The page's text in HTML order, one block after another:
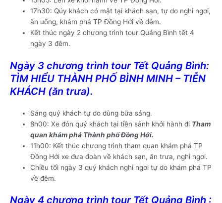
17h30: Qúy khách có mặt tại khách sạn, tự do nghỉ ngơi,
ăn uống, khám phá TP Đồng Hới về đêm.
Kết thúc ngày 2 chương trình tour Quảng Bình tết 4
ngày 3 đêm.
Ngày 3 chương trình tour Tết Quảng Bình:
TÌM HIỂU THÀNH PHỐ BÌNH MINH – TIỄN
KHÁCH (ăn trưa).
Sáng quý khách tự do dùng bữa sáng.
8h00: Xe đón quý khách tại tiền sảnh khởi hành đi Tham
quan khám phá Thành phố Đồng Hới.
11h00: Kết thúc chương trình tham quan khám phá TP
Đồng Hới xe đưa đoàn về khách sạn, ăn trưa, nghỉ ngơi.
Chiều tối ngày 3 quý khách nghỉ ngơi tự do khám phá TP
về đêm.
Ngày 4 chương trình tour Tết Quảng Bình :